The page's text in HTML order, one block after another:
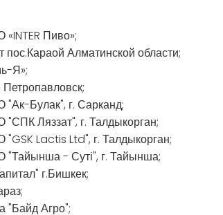
Пиво»;
пос.Караой Алматинской области;
Я»;
Булак", г. Сарканд;
Ляззат", г. Талдыкорган;
Lactis Ltd", г. Талдыкорган;
"Тайынша - Суті", г. Тайынша;
г.Бишкек;
"Байд Агро";